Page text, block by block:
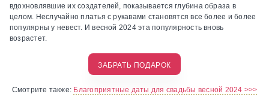
вдохновлявшие их создателей, показывается глубина образа в
целом. Неслучайно платья с рукавами становятся все более и более
популярны у невест. И весной 2024 эта популярность вновь
возрастет.
ЗАБРАТЬ ПОДАРОК
Смотрите также: Благоприятные даты для свадьбы весной 2024 >>>